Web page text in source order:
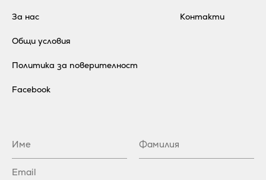
За нас
Общи условия
Политика за поверителност
Контакти
Facebook